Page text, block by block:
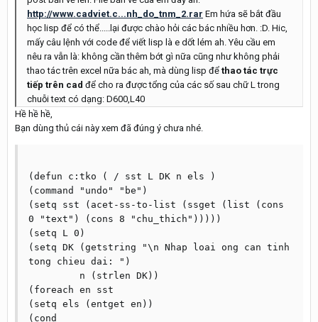
http://www.cadviet.c...nh_do_tnm_2.rar Em hứa sẽ bắt đầu
học lisp để có thể.....lại được chào hỏi các bác nhiều hơn. :D. Hic,
mấy câu lệnh với code để viết lisp là e dốt lém ah. Yêu cầu em
nêu ra vẫn là: không cần thêm bớt gì nữa cũng như không phải
thao tác trên excel nữa bác ah, mà dùng lisp để thao tác trực
tiếp trên cad để cho ra được tổng của các số sau chữ L trong
chuỗi text có dạng: D600,L40
Hề hề hề,
Bạn dùng thủ cái này xem đã đúng ý chưa nhé.
(defun c:tko ( / sst L DK n els )
(command "undo" "be")
(setq sst (acet-ss-to-list (ssget (list (cons
0 "text") (cons 8 "chu_thich")))))
(setq L 0)
(setq DK (getstring "\n Nhap loai ong can tinh
tong chieu dai: ")
(foreach en sst
(setq els (entget en))
(cond